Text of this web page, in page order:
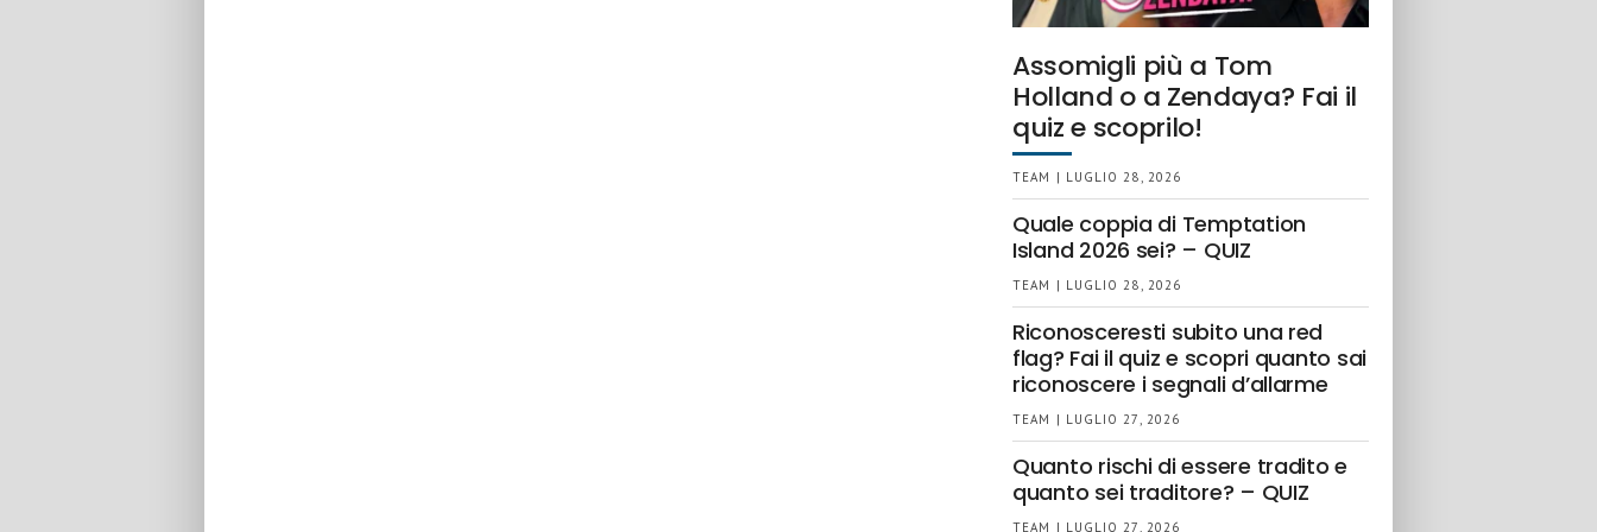
Assomigli più a Tom
Holland o a Zendaya? Fai il
quiz e scoprilo!
TEAM | LUGLIO 28, 2026
Quale coppia di Temptation
Island 2026 sei? – QUIZ
TEAM | LUGLIO 28, 2026
Riconosceresti subito una red
flag? Fai il quiz e scopri quanto sai
riconoscere i segnali d’allarme
TEAM | LUGLIO 27, 2026
Quanto rischi di essere tradito e
quanto sei traditore? – QUIZ
TEAM | LUGLIO 27, 2026